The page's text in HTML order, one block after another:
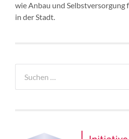
wie Anbau und
in der Stadt.
nach: